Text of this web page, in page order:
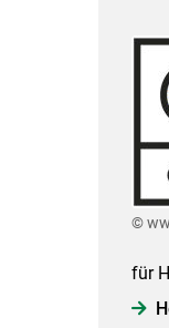
©
für